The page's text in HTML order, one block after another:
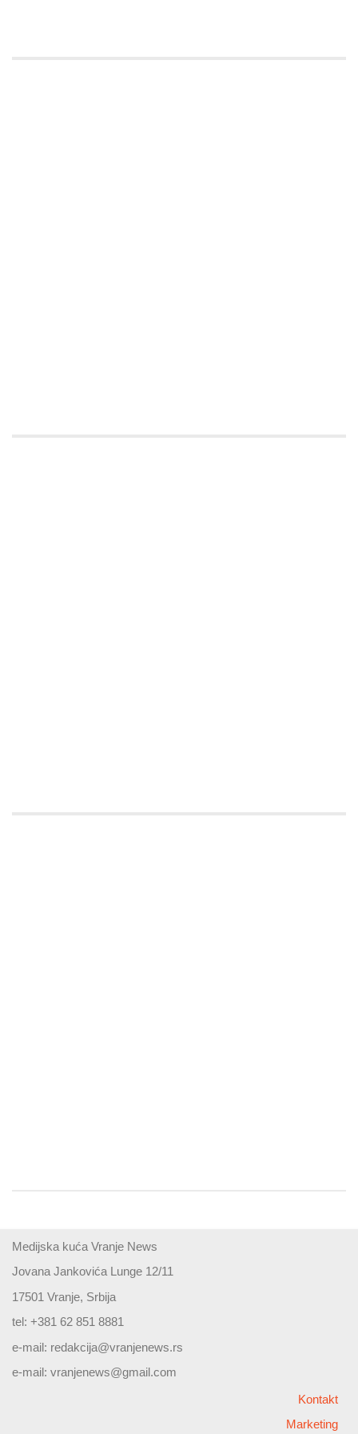
Medijska kuća Vranje News
Jovana Jankovića Lunge 12/11
17501 Vranje, Srbija
tel: +381 62 851 8881
e-mail: redakcija@vranjenews.rs
e-mail: vranjenews@gmail.com
Kontakt
Marketing